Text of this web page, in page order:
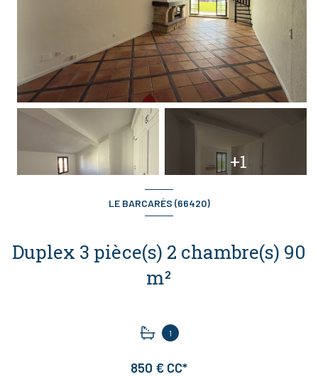
+1
LE BARCARÈS (66420)
Duplex 3 pièce(s) 2 chambre(s) 90
m²
1
850 € CC*